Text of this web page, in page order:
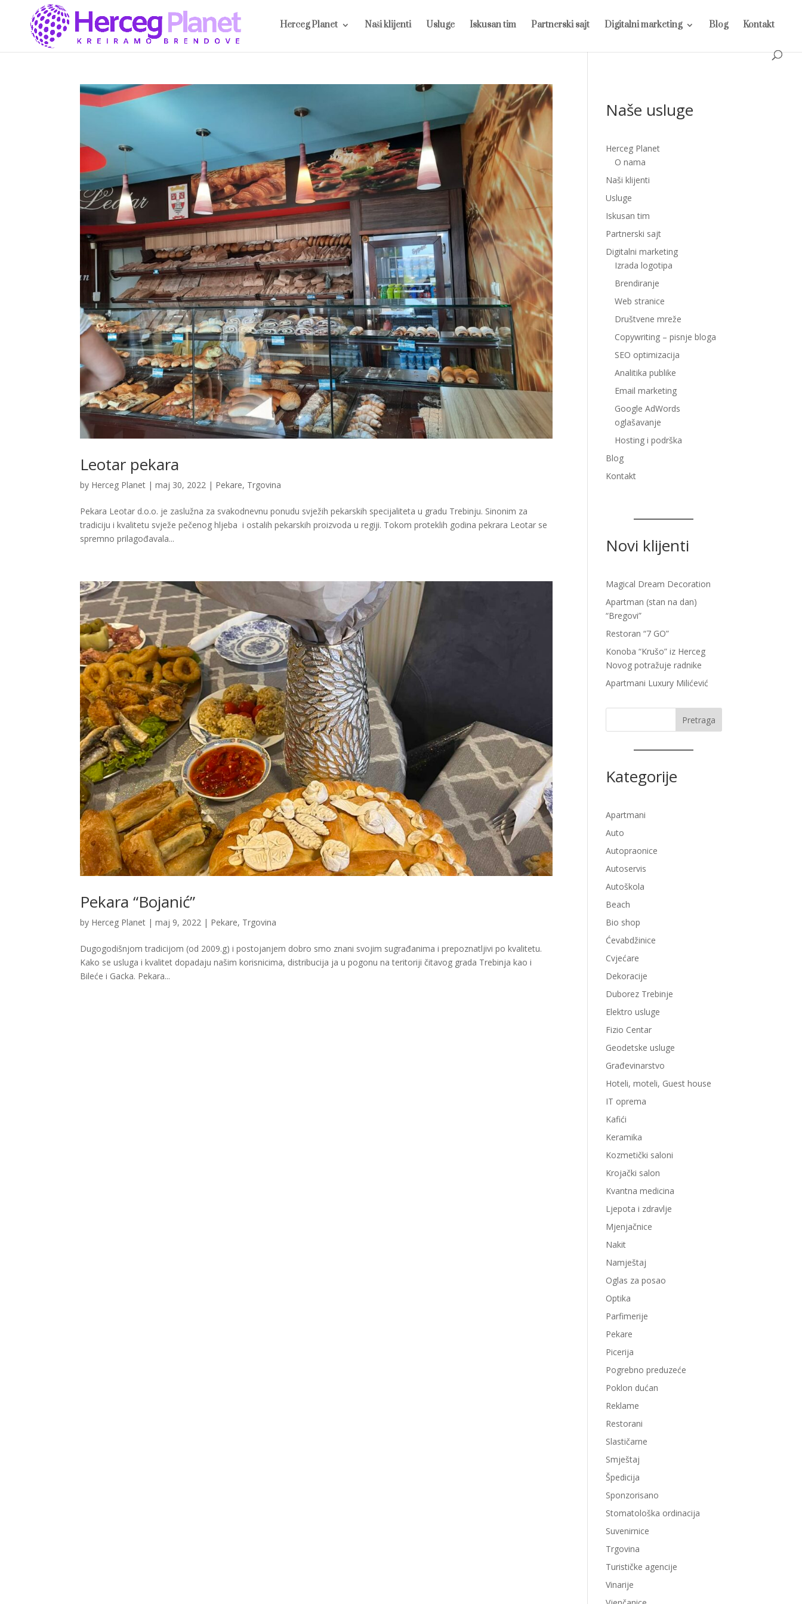
Herceg Planet Naši klijenti Usluge Iskusan tim Partnerski sajt Digitalni marketing Blog Kontakt
Leotar pekara
by Herceg Planet |maj 30, 2022 | Pekare, Trgovina
Pekara Leotar d.o.o. je zaslužna za svakodnevnu ponudu svježih pekarskih specijaliteta u gradu Trebinju. Sinonim za
tradiciju i kvalitetu svježe pečenog hljeba i ostalih pekarskih proizvoda u regiji. Tokom proteklih godina pekrara Leotar se
spremno prilagođavala...
Pekara “Bojanić”
by Herceg Planet |maj 9, 2022 | Pekare, Trgovina
Dugogodišnjom tradicijom (od 2009.g) i postojanjem dobro smo znani svojim sugrađanima i prepoznatljivi po kvalitetu.
Kako se usluga i kvalitet dopadaju našim korisnicima, distribucija ja u pogonu na teritoriji čitavog grada Trebinja kao i
Bileće i Gacka. Pekara...
Naše usluge
Herceg Planet
O nama
Naši klijenti
Usluge
Iskusan tim
Partnerski sajt
Digitalni marketing
Izrada logotipa
Brendiranje
Web stranice
Društvene mreže
Copywriting – pisnje bloga
SEO optimizacija
Analitika publike
Email marketing
Google AdWords
oglašavanje
Hosting i podrška
Blog
Kontakt
Novi klijenti
Magical Dream Decoration
Apartman (stan na dan)
“Bregovi”
Restoran “7 GO”
Konoba “Krušo” iz Herceg
Novog potražuje radnike
Apartmani Luxury Milićević
Pretraga
Kategorije
Apartmani
Auto
Autopraonice
Autoservis
Autoškola
Beach
Bio shop
Ćevabdžinice
Cvjećare
Dekoracije
Duborez Trebinje
Elektro usluge
Fizio Centar
Geodetske usluge
Građevinarstvo
Hoteli, moteli, Guest house
IT oprema
Kafići
Keramika
Kozmetički saloni
Krojački salon
Kvantna medicina
Ljepota i zdravlje
Mjenjačnice
Nakit
Namještaj
Oglas za posao
Optika
Parfimerije
Pekare
Picerija
Pogrebno preduzeće
Poklon dućan
Reklame
Restorani
Slastičarne
Smještaj
Špedicija
Sponzorisano
Stomatološka ordinacija
Suvenirnice
Trgovina
Turističke agencije
Vinarije